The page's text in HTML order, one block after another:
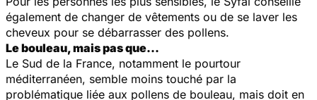
également de changer de vêtements ou de se laver les
cheveux pour se débarrasser des pollens.
Le bouleau, mais pas que...
Le Sud de la France, notamment le pourtour
méditerranéen, semble moins touché par la
problématique liée aux pollens de bouleau, mais doit en